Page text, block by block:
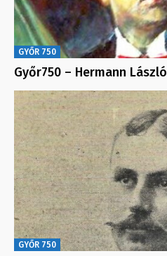
GYŐR 750
Győr750 – Hermann László
GYŐR 750